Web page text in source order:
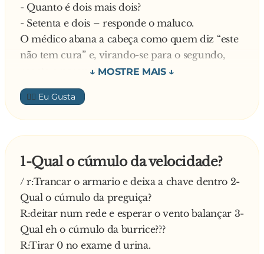
- Quanto é dois mais dois?
- Setenta e dois – responde o maluco.
O médico abana a cabeça como quem diz “este
não tem cura” e, virando-se para o segundo,
repete a pergunta:
- Quanto é dois mais dois?
- Terça-feira! – responde o Segundo maluco.
Desanimado e já sem muita esperança, o
médico vira-se para o terceiro:
- Quatro, doutor! – responde o maluco com
firmeza.
- Parabéns, acertou! – felicitou o médico e
curioso pergunta – E como chegou a essa
conclusão?
Explica o maluco:
👍🏼
1-Qual o cúmulo da velocidade?
/ r:Trancar o armario e deixa a chave dentro 2-
Qual o cúmulo da preguiça?
R:deitar num rede e esperar o vento balançar 3-
Qual eh o cúmulo da burrice???
R:Tirar 0 no exame d urina.